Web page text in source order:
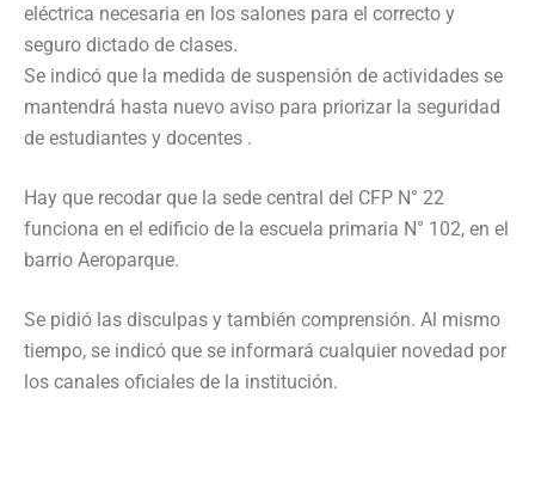
eléctrica necesaria en los salones para el correcto y
seguro dictado de clases.
Se indicó que la medida de suspensión de actividades se
mantendrá hasta nuevo aviso para priorizar la seguridad
de estudiantes y docentes .
Hay que recodar que la sede central del CFP N° 22
funciona en el edificio de la escuela primaria N° 102, en el
barrio Aeroparque.
Se pidió las disculpas y también comprensión. Al mismo
tiempo, se indicó que se informará cualquier novedad por
los canales oficiales de la institución.